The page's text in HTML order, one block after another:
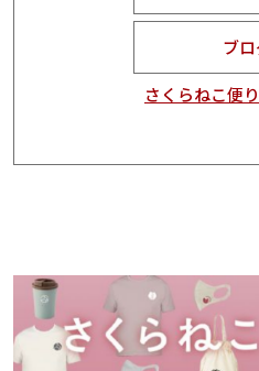
ブ
さくらねこ便り